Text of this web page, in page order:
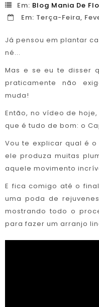
Em: Blog Mania De
Em: Terça-Feira,
Já pensou em plantar
né...
Mas e se eu te disser
praticamente não
muda!
Então, no vídeo de
que é tudo de bom: o
Vou te explicar qual é
ele produza muitas
aquele movimento
E fica comigo até o
uma poda de
mostrando todo o
para fazer um arranjo